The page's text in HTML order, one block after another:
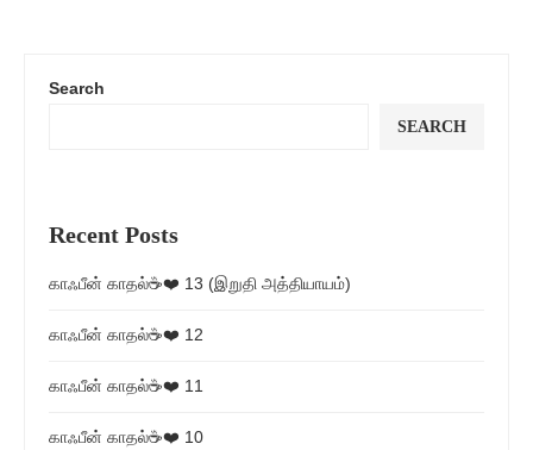
Search
SEARCH
Recent Posts
காஃபீன் காதல்☕❤️ 13 (இறுதி அத்தியாயம்)
காஃபீன் காதல்☕❤️ 12
காஃபீன் காதல்☕❤️ 11
காஃபீன் காதல்☕❤️ 10